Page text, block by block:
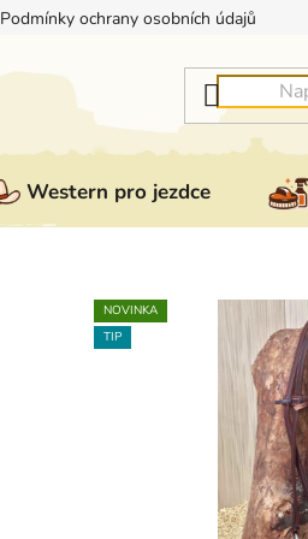
Podmínky ochrany osobních údajů
Western pro jezdce
NOVINKA
TIP